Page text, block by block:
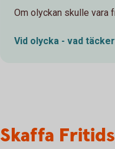
Om olyckan skulle vara
Vid olycka - vad täcker
Skaffa